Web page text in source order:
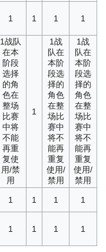
1 1 1 1
1战队
在本
阶段
选择
的角
色在
整场
比赛
中将
不能
再重
复使
用/禁
用
1
1战
队在
本阶
段选
择的
角色
在整
场比
赛中
将不
能再
重复
使用/
禁用
1战
队在
本阶
段选
择的
角色
在整
场比
赛中
将不
能再
重复
使用/
禁用
1 1 1
1
1 1 1 1